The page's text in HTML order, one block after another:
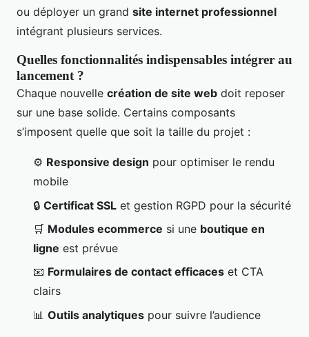
ou déployer un grand site internet professionnel
intégrant plusieurs services.
Quelles fonctionnalités indispensables intégrer au
lancement ?
Chaque nouvelle création de site web doit reposer
sur une base solide. Certains composants
s’imposent quelle que soit la taille du projet :
⚙️ Responsive design pour optimiser le rendu
mobile
🔒 Certificat SSL et gestion RGPD pour la sécurité
🛒 Modules ecommerce si une boutique en
ligne est prévue
📧 Formulaires de contact efficaces et CTA
clairs
📊 Outils analytiques pour suivre l’audience